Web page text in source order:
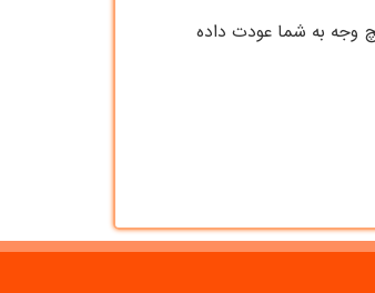
وجه به شما عودت داده